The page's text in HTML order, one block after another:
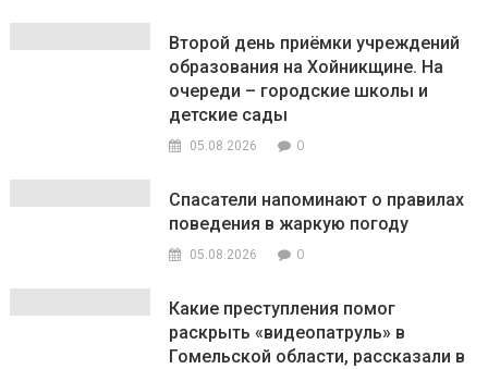
Второй день приёмки учреждений
образования на Хойникщине. На
очереди – городские школы и
детские сады
05.08.2026 0
Спасатели напоминают о правилах
поведения в жаркую погоду
05.08.2026 0
Какие преступления помог
раскрыть «видеопатруль» в
Гомельской области, рассказали в